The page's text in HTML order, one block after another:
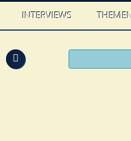
INTERVIEWS
Feed FacebookTwitter